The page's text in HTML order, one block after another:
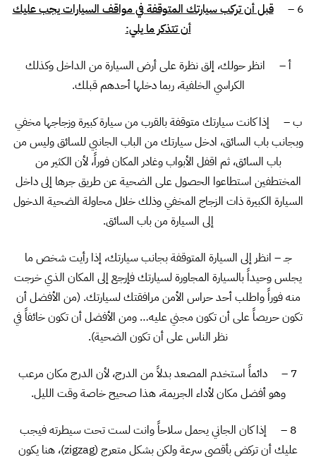
6 –
قبل أن تركب سيارتك المتوقفة في مواقف السيارات يجب عليك
أن تتذكر ما يلي:
أ – انظر حولك، إلق نظرة على أرض السيارة من الداخل وكذلك
الكراسي الخلفية، ربما دخلها أحدهم قبلك.
ب – إذا كانت سيارتك متوقفة بالقرب من سيارة كبيرة وزجاجها مخفي
وبجانب باب السائق، ادخل سيارتك من الباب الجانبي للسائق وليس من
باب السائق، ثم اقفل الأبواب وغادر المكان فوراً، لأن الكثير من
المختطفين استطاعوا الحصول على الضحية عن طريق جرها إلى داخل
السيارة الكبيرة ذات الزجاج المخفي وذلك خلال محاولة الضحية الدخول
إلى السيارة من باب السائق.
جـ – انظر إلى السيارة المتوقفة بجانب سيارتك، إذا رأيت شخص ما
يجلس وحيداً بالسيارة المجاورة لسيارتك فإرجع إلى المكان الذي خرجت
منه فوراً واطلب أحد حراس الأمن مرافقتك لسيارتك. (من الأفضل أن
تكون حريصاً على أن تكون مجني عليه… ومن الأفضل أن تكون خائفاً في
نظر الناس على أن تكون الضحية).
7 – دائماً استخدم المصعد بدلاً من الدرج، لأن الدرج مكان مرعب
وهو أفضل مكان لأداء الجريمة، هذا صحيح خاصة وقت الليل.
8 – إذا كان الجاني يحمل سلاحاً وانت لست تحت سيطرته فيجب
عليك أن تركض بأقصى سرعة ولكن بشكل متعرج (zigzag)، هنا يكون